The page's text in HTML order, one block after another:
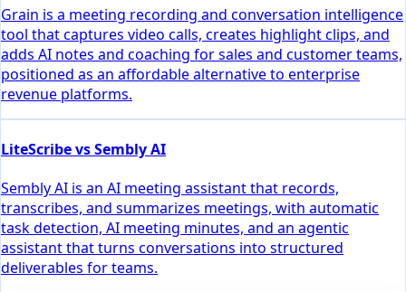
Grain is a meeting recording and conversation intelligence
tool that captures video calls, creates highlight clips, and
adds AI notes and coaching for sales and customer teams,
positioned as an affordable alternative to enterprise
revenue platforms.
LiteScribe vs Sembly AI
Sembly AI is an AI meeting assistant that records,
transcribes, and summarizes meetings, with automatic
task detection, AI meeting minutes, and an agentic
assistant that turns conversations into structured
deliverables for teams.